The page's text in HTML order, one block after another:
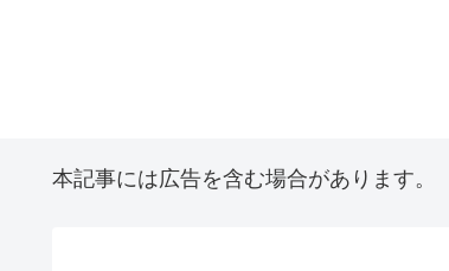
本記事には広告を含む場合があります。